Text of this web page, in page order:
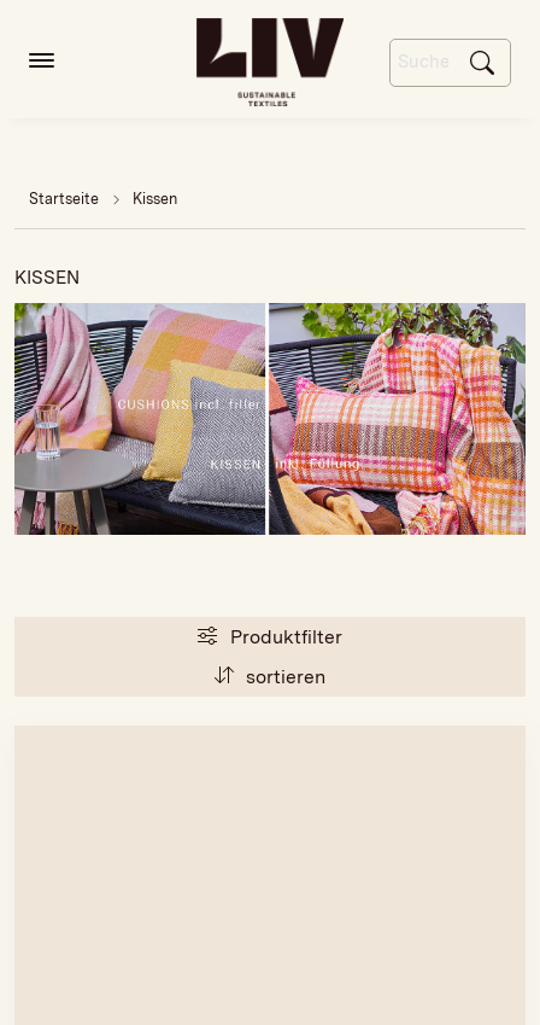
Startseite Kissen
KISSEN
Produktfilter
sortieren